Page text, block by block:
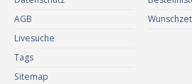
AGB
Livesuche
Tags
Sitemap